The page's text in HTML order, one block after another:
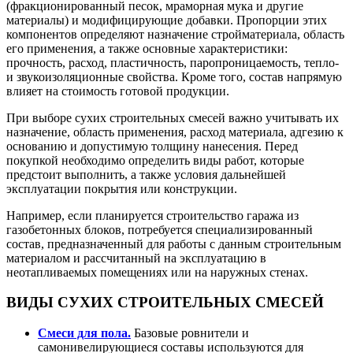
(фракционированный песок, мраморная мука и другие
материалы) и модифицирующие добавки. Пропорции этих
компонентов определяют назначение стройматериала, область
его применения, а также основные характеристики:
прочность, расход, пластичность, паропроницаемость, тепло-
и звукоизоляционные свойства. Кроме того, состав напрямую
влияет на стоимость готовой продукции.
При выборе сухих строительных смесей важно учитывать их
назначение, область применения, расход материала, адгезию к
основанию и допустимую толщину нанесения. Перед
покупкой необходимо определить виды работ, которые
предстоит выполнить, а также условия дальнейшей
эксплуатации покрытия или конструкции.
Например, если планируется строительство гаража из
газобетонных блоков, потребуется специализированный
состав, предназначенный для работы с данным строительным
материалом и рассчитанный на эксплуатацию в
неотапливаемых помещениях или на наружных стенах.
ВИДЫ СУХИХ СТРОИТЕЛЬНЫХ СМЕСЕЙ
Смеси для пола. Базовые ровнители и
самонивелирующиеся составы используются для